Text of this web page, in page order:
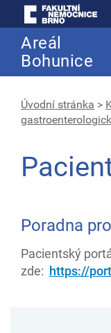
Areál
Bohunice
Úvodní stránka >
Poradna
Pacientský
zde: https://